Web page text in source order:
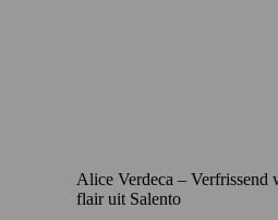
Alice Verdeca – Verfrissend
flair uit Salento